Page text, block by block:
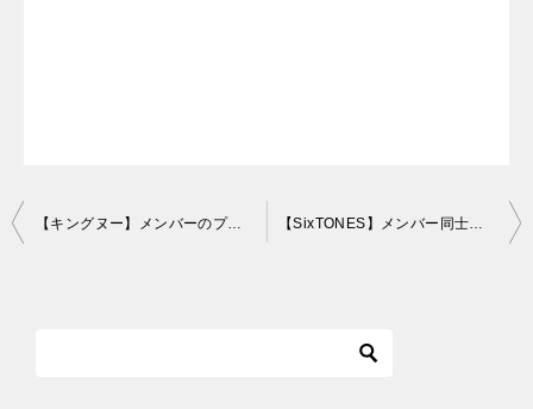
投
【キングヌー】メンバーのプロフィール＆顔画像まとめ！出身や年齢も 【SixTONES】メンバー同士の呼び方やあだ名まとめ！コンビ名も！